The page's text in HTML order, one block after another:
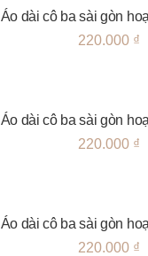
Áo dài cô ba sài gòn
220.000 ₫
Áo dài cô ba sài gòn
220.000 ₫
Áo dài cô ba sài gòn
220.000 ₫